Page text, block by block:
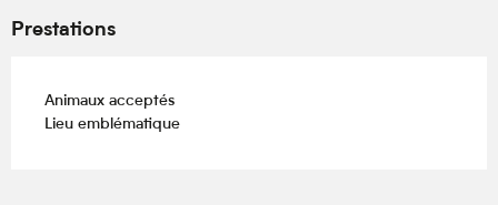
Prestations
Animaux acceptés
Lieu emblématique